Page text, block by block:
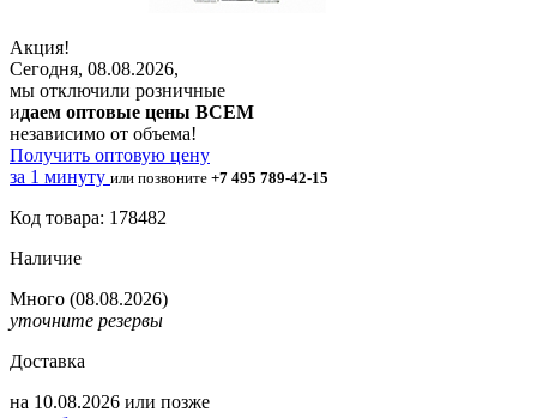
Акция!
Сегодня, 08.08.2026,
мы отключили розничные
идаем оптовые цены ВСЕМ
независимо от объема!
Получить оптовую цену
за 1 минуту или позвоните +7 495 789-42-15
Код товара: 178482
Наличие
Много (08.08.2026)
уточните резервы
Доставка
на 10.08.2026 или позже